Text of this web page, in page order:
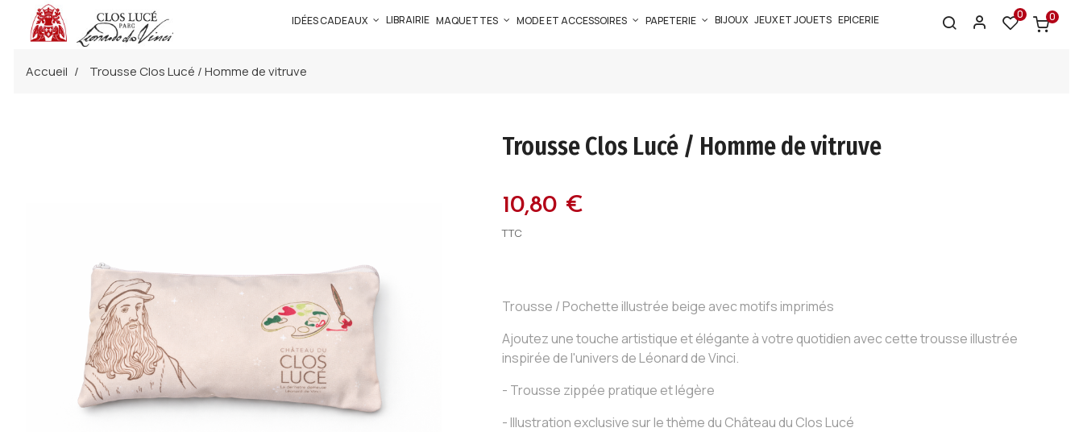
IDÉES CADEAUX LIBRAIRIE MAQUETTES MODE ET ACCESSOIRES PAPETERIE BIJOUX JEUX ET JOUETS EPICERIE 0 0
Accueil Trousse Clos Lucé / Homme de vitruve
Trousse Clos Lucé / Homme de vitruve
10,80 €
TTC
Trousse / Pochette illustrée beige avec motifs imprimés
Ajoutez une touche artistique et élégante à votre quotidien avec cette trousse illustrée
inspirée de l'univers de Léonard de Vinci.
- Trousse zippée pratique et légère
- Illustration exclusive sur le thème du Château du Clos Lucé